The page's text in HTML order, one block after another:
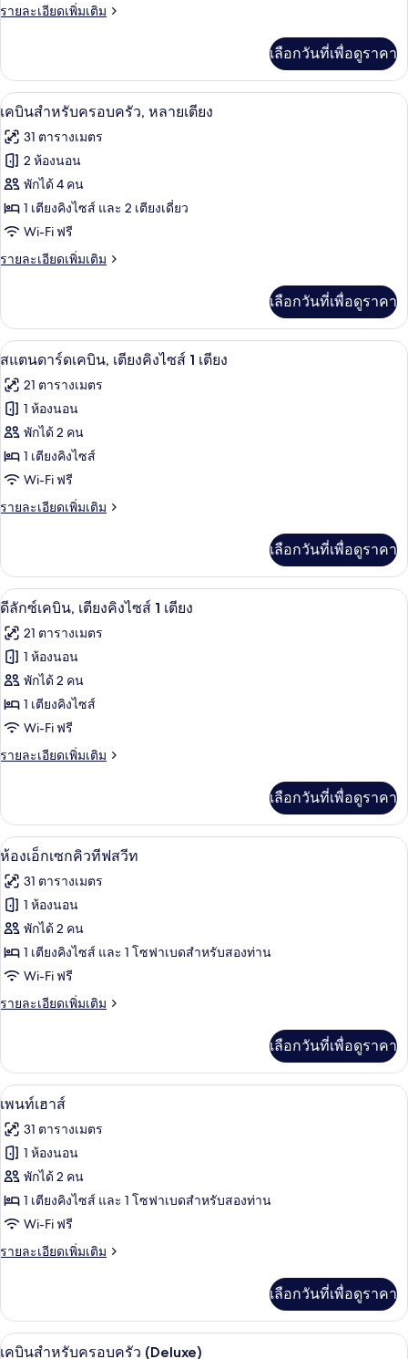
เตียง
2
เตียง
รายละเอียดเพิ่มเติม
ราย
เกี่ยว
กับ
สแตนดาร์ด
เตียง
เดี่ยว
เตียง
เลือกวันที่เพื่อดูราคา
เปิด
ภาพถ่าย
ทั้งหมด
ของ
เคบิน
สำหรับ
ครอบครัว,
เตียง
เคบินสำหรับครอบครัว, หลายเตียง |
17
เคบินสำหรับครอบครัว, หลายเตียง
31 ตารางเมตร
2 ห้องนอน
พักได้ 4 คน
1 เตียงคิงไซส์ และ 2 เตียงเดี่ยว
Wi-Fi ฟรี
รายละเอียดเพิ่มเติม
ราย
เกี่ยว
กับ
เคบิน
ครอบครัว,
หลาย
เตียง
เลือกวันที่เพื่อดูราคา
เปิด
ภาพถ่าย
ทั้งหมด
ของ
สแตนดาร์ด
เคบิน,
เตียง
ไซส์
เตียง
ตู้นิรภัยในห้องพัก, โต๊ะทำงาน, พื้นที่ท
15
สแตนดาร์ดเคบิน, เตียงคิงไซส์ 1 เตียง
21 ตารางเมตร
1 ห้องนอน
พักได้ 2 คน
1 เตียงคิงไซส์
Wi-Fi ฟรี
รายละเอียดเพิ่มเติม
ราย
เกี่ยว
กับ
สแตนดาร์ด
เตียง
คิง
ไซส์
เตียง
เลือกวันที่เพื่อดูราคา
เปิด
ภาพถ่าย
ทั้งหมด
ของ
ดี
ลัก
ซ์
เตียง
คิง
ไซส์
1
เตียง
ดีลักซ์เคบิน, เตียงคิงไซส์ 1 เตียง | ตู้
21
ดีลักซ์เคบิน, เตียงคิงไซส์ 1 เตียง
21 ตารางเมตร
1 ห้องนอน
พักได้ 2 คน
1 เตียงคิงไซส์
Wi-Fi ฟรี
รายละเอียดเพิ่มเติม
ราย
เกี่ยว
กับ
ดี
ซ์
เคบิน,
เตียง
คิง
ไซส์
เตียง
เลือกวันที่เพื่อดูราคา
เปิด
ภาพถ่าย
ทั้งหมด
ของ
ห้อง
เอ็ก
เซก
ทีฟ
สวีท
ห้องเอ็กเซกคิวทีฟสวีท | ตู้นิรภัยในห้อ
12
ห้องเอ็กเซกคิวทีฟสวีท
31 ตารางเมตร
1 ห้องนอน
พักได้ 2 คน
1 เตียงคิงไซส์ และ 1 โซฟาเบดสำหรับสองท่าน
Wi-Fi ฟรี
รายละเอียดเพิ่มเติม
ราย
เกี่ยว
กับ
ห้อง
เซก
คิว
ทีฟ
สวี
ท
เลือกวันที่เพื่อดูราคา
เปิด
ภาพถ่าย
ทั้งหมด
ของ
เพ
นท์
เฮา
เพนท์เฮาส์ | ตู้นิรภัยในห้องพัก, โต๊ะท
11
เพนท์เฮาส์
31 ตารางเมตร
1 ห้องนอน
พักได้ 2 คน
1 เตียงคิงไซส์ และ 1 โซฟาเบดสำหรับสองท่าน
Wi-Fi ฟรี
รายละเอียดเพิ่มเติม
ราย
เกี่ยว
กับ
เพ
เลือกวันที่เพื่อดูราคา
เปิด เคบินสำหรับครอบครัว (Deluxe) | ตู้นิ
17
เคบินสำหรับครอบครัว (Deluxe)